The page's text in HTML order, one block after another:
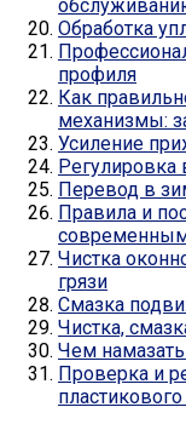
Обработка
профиля
Как
механизмы:
Усиление
Регулировка
Перевод в
Правила и
Чистка
грязи
Смазка
Чистка,
Чем
Проверка и